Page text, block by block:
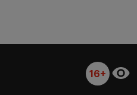
16+